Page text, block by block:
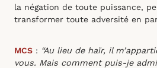
la négation de toute puissance,
transformer toute adversité en
MCS : “Au lieu de haïr, il
vous. Mais comment puis-je